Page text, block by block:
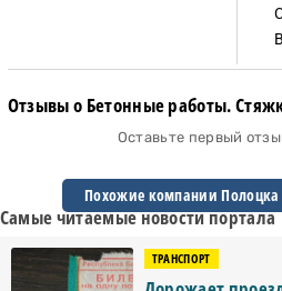
Отзывы о Бетонные работы.
Оставьте первый
Похожие компании Полоцка
Самые читаемые новости портала
ТРАНСПОРТ